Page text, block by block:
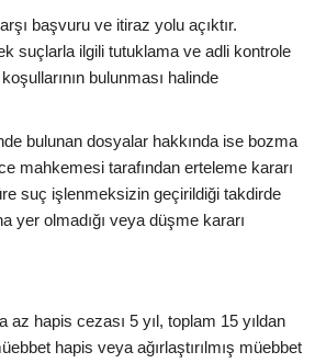
başvuru ve itiraz yolu açıktır.
suçlarla ilgili tutuklama ve adli kontrole
bulunması halinde
bulunan dosyalar hakkında ise bozma
mahkemesi tarafından erteleme kararı
suç işlenmeksizin geçirildiği takdirde
yer olmadığı veya düşme kararı
az hapis cezası 5 yıl, toplam 15 yıldan
hapis veya ağırlaştırılmış müebbet